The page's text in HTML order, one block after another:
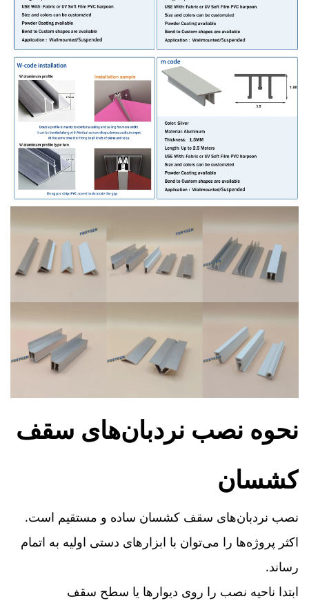
نحوه نصب نردبان‌های سقف
کشسان
نصب نردبان‌های سقف کشسان ساده و مستقیم است.
اکثر پروژه‌ها را می‌توان با ابزارهای دستی اولیه به اتمام
رساند.
ابتدا ناحیه نصب را روی دیوارها یا سطح سقف